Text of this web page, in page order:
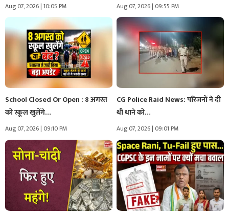
Aug 07, 2026 | 10:05 PM Aug 07, 2026 | 09:55 PM
School Closed Or Open : 8 अगस्त
को स्कूल खुलेंगे…
Aug 07, 2026 | 09:10 PM
CG Police Raid News: परिजनों ने दी
थी थाने को…
Aug 07, 2026 | 09:01 PM